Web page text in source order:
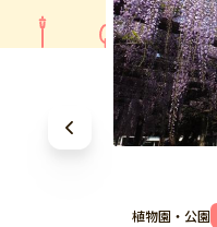
植物園・公園